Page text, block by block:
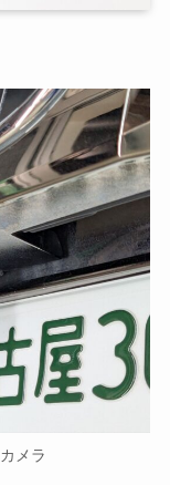
メラ